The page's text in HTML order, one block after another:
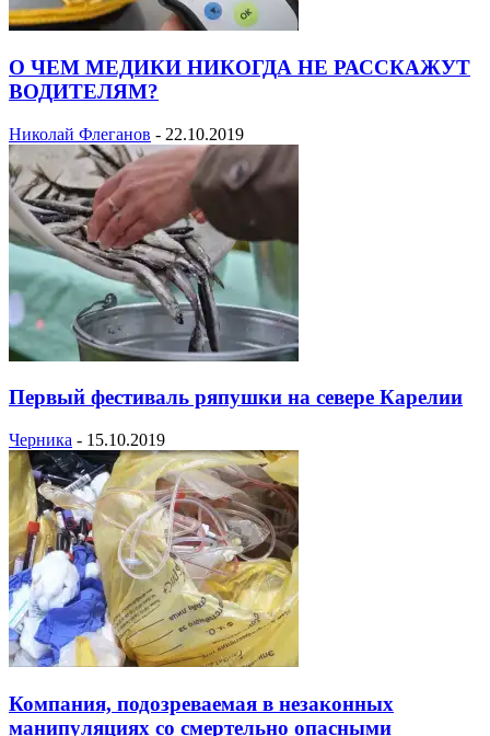
О ЧЕМ МЕДИКИ НИКОГДА НЕ РАССКАЖУТ
ВОДИТЕЛЯМ?
Николай Флеганов - 22.10.2019
Первый фестиваль ряпушки на севере Карелии
Черника - 15.10.2019
Компания, подозреваемая в незаконных
манипуляциях со смертельно опасными